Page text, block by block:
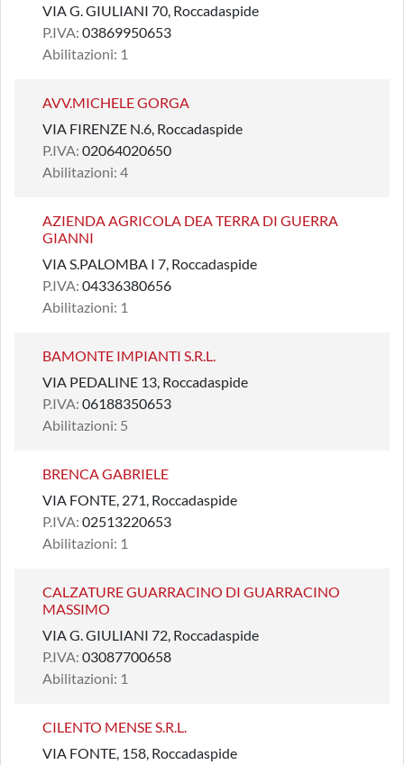
VIA G. GIULIANI 70, Roccadaspide
P.IVA: 03869950653
Abilitazioni: 1
AVV.MICHELE GORGA
VIA FIRENZE N.6, Roccadaspide
P.IVA: 02064020650
Abilitazioni: 4
AZIENDA AGRICOLA DEA TERRA DI GUERRA
GIANNI
VIA S.PALOMBA I 7, Roccadaspide
P.IVA: 04336380656
Abilitazioni: 1
BAMONTE IMPIANTI S.R.L.
VIA PEDALINE 13, Roccadaspide
P.IVA: 06188350653
Abilitazioni: 5
BRENCA GABRIELE
VIA FONTE, 271, Roccadaspide
P.IVA: 02513220653
Abilitazioni: 1
CALZATURE GUARRACINO DI GUARRACINO
MASSIMO
VIA G. GIULIANI 72, Roccadaspide
P.IVA: 03087700658
Abilitazioni: 1
CILENTO MENSE S.R.L.
VIA FONTE, 158, Roccadaspide